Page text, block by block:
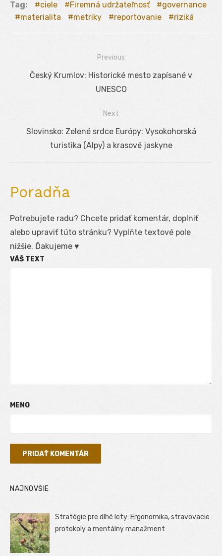
Tag: ciele Firemná udržateľnosť
governance
materialita
metriky reportovanie riziká
Navigácia
Previous
Previous
Český Krumlov: Historické mesto zapísané v
UNESCO
Next
NextSlovinsko: Zelené srdce Európy: Vysokohorská
turistika (Alpy) a krasové jaskyne
Poradňa
Potrebujete radu? Chcete pridať komentár, doplniť
alebo upraviť túto stránku? Vyplňte textové pole
nižšie. Ďakujeme ♥
VÁŠ TEXT
MENO
NAJNOVŠIE
Stratégie pre dlhé lety: Ergonomika, stravovacie
protokoly a mentálny manažment